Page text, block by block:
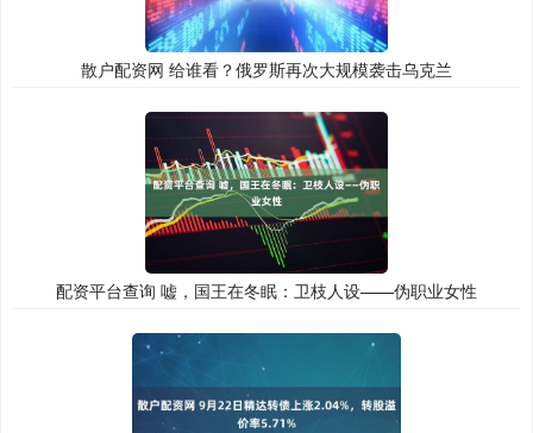
散户配资网 给谁看？俄罗斯再次大规模袭击乌克兰
配资平台查询 嘘，国王在冬眠：卫枝人设——伪职业女性